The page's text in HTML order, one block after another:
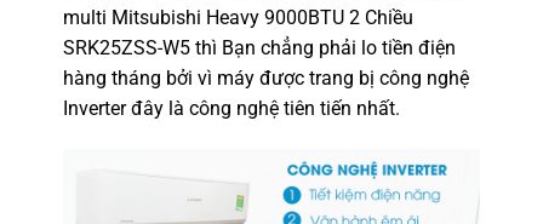
multi Mitsubishi Heavy 9000BTU 2 Chiều
SRK25ZSS-W5 thì Bạn chẳng phải lo tiền điện
hàng tháng bởi vì máy được trang bị công nghệ
Inverter đây là công nghệ tiên tiến nhất.